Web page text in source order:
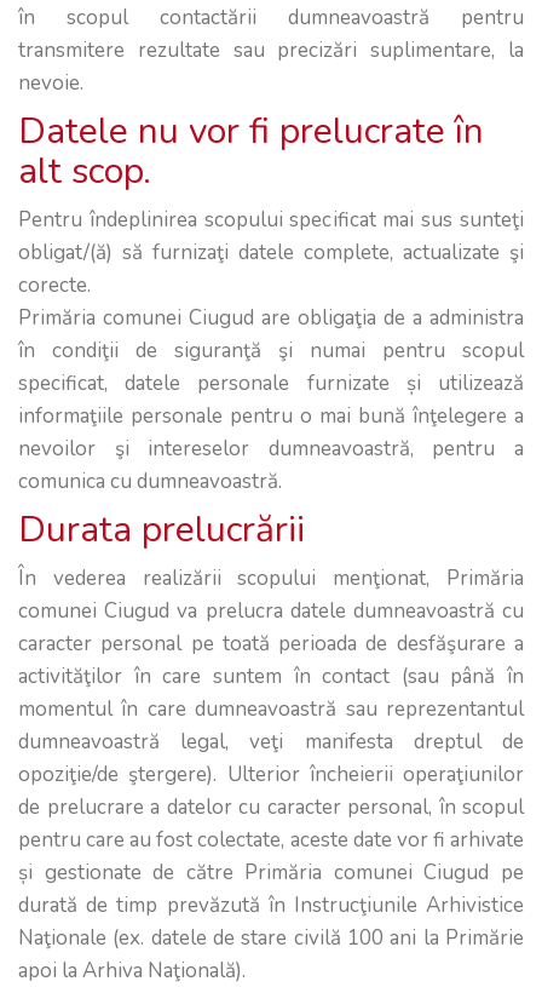
în scopul contactării dumneavoastră pentru
transmitere rezultate sau precizări suplimentare, la
nevoie.
Datele nu vor fi prelucrate în
alt scop.
Pentru îndeplinirea scopului specificat mai sus sunteţi
obligat/(ă) să furnizaţi datele complete, actualizate şi
corecte.
Primăria comunei Ciugud are obligaţia de a administra
în condiţii de siguranţă şi numai pentru scopul
specificat, datele personale furnizate și utilizează
informaţiile personale pentru o mai bună înţelegere a
nevoilor şi intereselor dumneavoastră, pentru a
comunica cu dumneavoastră.
Durata prelucrării
În vederea realizării scopului menţionat, Primăria
comunei Ciugud va prelucra datele dumneavoastră cu
caracter personal pe toată perioada de desfăşurare a
activităţilor în care suntem în contact (sau până în
momentul în care dumneavoastră sau reprezentantul
dumneavoastră legal, veţi manifesta dreptul de
opoziţie/de ştergere). Ulterior încheierii operaţiunilor
de prelucrare a datelor cu caracter personal, în scopul
pentru care au fost colectate, aceste date vor fi arhivate
și gestionate de către Primăria comunei Ciugud pe
durată de timp prevăzută în Instrucţiunile Arhivistice
Naţionale (ex. datele de stare civilă 100 ani la Primărie
apoi la Arhiva Naţională).